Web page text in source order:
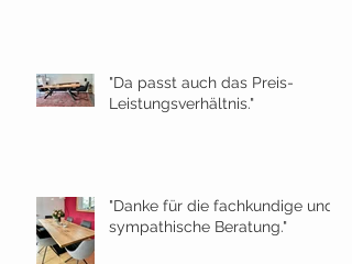
"Da passt auch das Preis-
Leistungsverhältnis."
"Danke für die fachkundige und
sympathische Beratung."